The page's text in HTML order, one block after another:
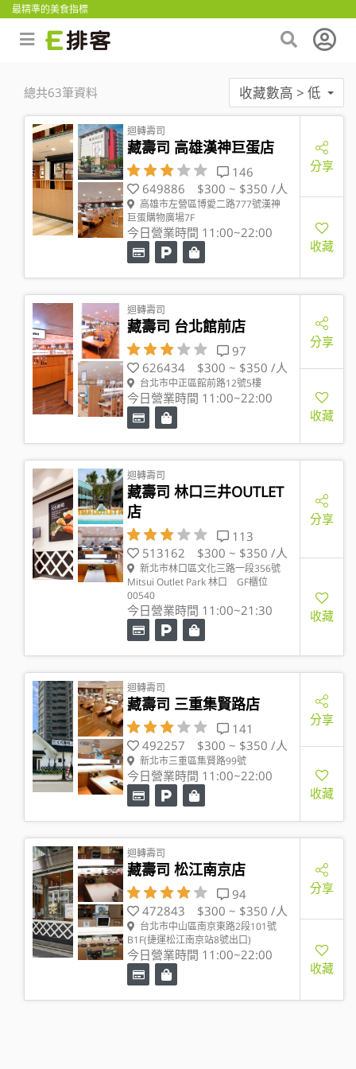
最精準的美食指標
總共63筆資料 收藏數高 > 低
迴轉壽司
藏壽司 高雄漢神巨蛋店
146
649886
$300 ~ $350 /人
高雄市左營區博愛二路777號漢神
巨蛋購物廣場7F
今日營業時間 11:00~22:00
分享
收藏
迴轉壽司
藏壽司 台北館前店
97
626434
$300 ~ $350 /人
台北市中正區館前路12號5樓
今日營業時間 11:00~22:00
分享
收藏
迴轉壽司
藏壽司 林口三井OUTLET
店
113
513162
$300 ~ $350 /人
新北市林口區文化三路一段356號
Mitsui Outlet Park 林口 GF櫃位
00540
今日營業時間 11:00~21:30
分享
收藏
迴轉壽司
藏壽司 三重集賢路店
141
492257
$300 ~ $350 /人
新北市三重區集賢路99號
今日營業時間 11:00~22:00
分享
收藏
迴轉壽司
藏壽司 松江南京店
94
472843
$300 ~ $350 /人
台北市中山區南京東路2段101號
B1F(捷運松江南京站8號出口)
今日營業時間 11:00~22:00
分享
收藏